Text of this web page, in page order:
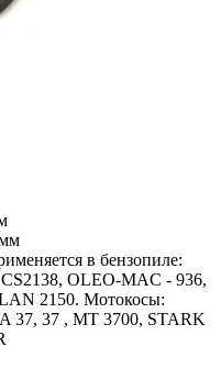
в бензопиле:
OLEO-MAC - 936,
2150. Мотокосы:
37, 37 , МТ 3700, STARK